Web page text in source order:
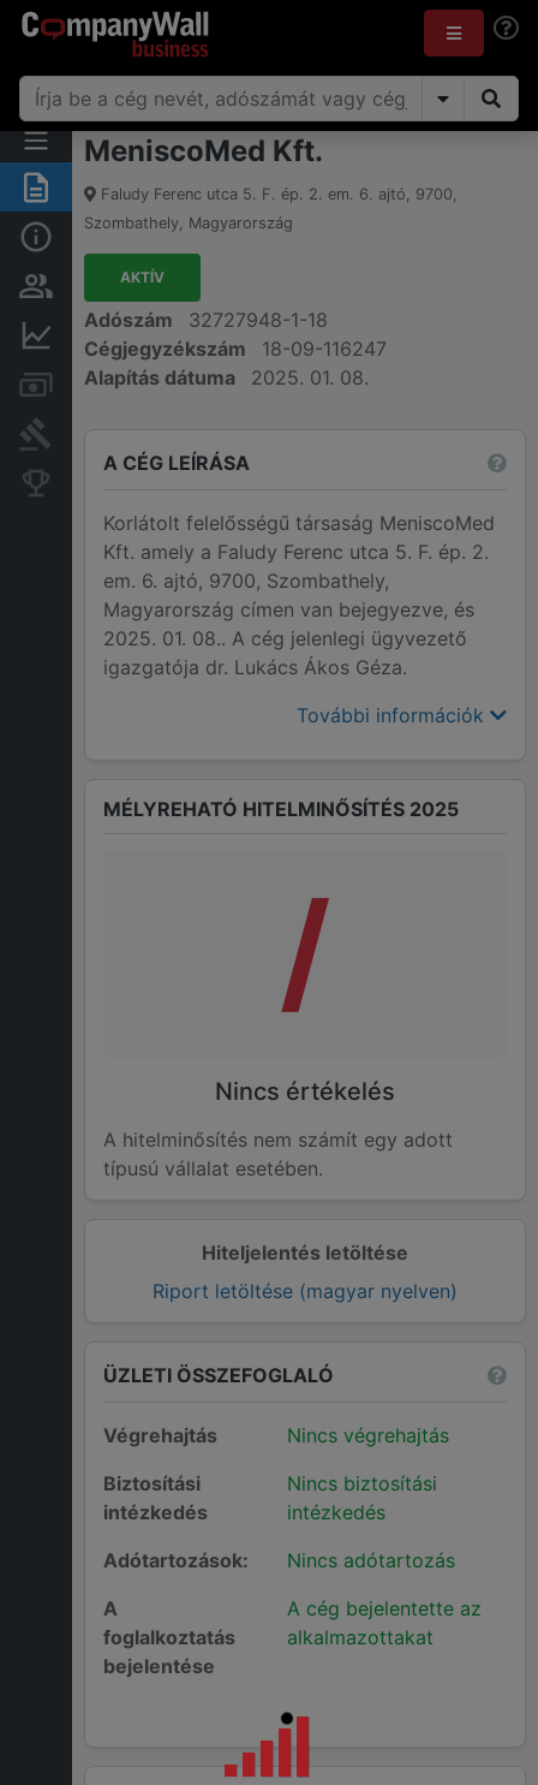
Összegzés
Alap információk
Személyek és tulajdonjog
Számlák és zárolások
Bírósági eljárások
MeniscoMed Kft.
Faludy Ferenc utca 5. F. ép. 2. em. 6. ajtó, 9700,
Szombathely, Magyarország
AKTÍV
Adószám
32727948-1-18
Cégjegyzékszám
18-09-116247
Alapítás dátuma
2025. 01. 08.
A CÉG LEÍRÁSA
Korlátolt felelősségű társaság MeniscoMed
Kft. amely a Faludy Ferenc utca 5. F. ép. 2.
em. 6. ajtó, 9700, Szombathely,
Magyarország címen van bejegyezve, és
2025. 01. 08.. A cég jelenlegi ügyvezető
igazgatója dr. Lukács Ákos Géza.
További információk
Hiteljelentés letöltése
Riport letöltése (magyar nyelven)
MÉLYREHATÓ HITELMINŐSÍTÉS 2025
/
Nincs értékelés
A hitelminősítés nem számít egy adott
típusú vállalat esetében.
ÜZLETI ÖSSZEFOGLALÓ
Végrehajtás
Nincs végrehajtás
Biztosítási
intézkedés
Nincs biztosítási
intézkedés
Adótartozások:
Nincs adótartozás
A
foglalkoztatás
bejelentése
A cég bejelentette az
alkalmazottakat